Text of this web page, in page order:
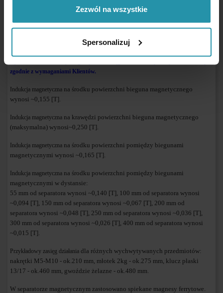
Zezwól na wszystkie
Spersonalizuj
wbudowane w płytę powodują, że trzyma sie ona pewnie separatora, a
równocześnie daje się łątwo odrywać wraz z wychwyconymi
zgodnie z wymaganiami Klientów.
Indukcja magnetyczna na środku powierzchni bieguna magnetycznego
wynosi ~0,155 [T].
Indukcja magnetyczna na krawędzi powierzchni bieguna magnetycznego
(maksymalna) wynosi~0,250 [T].
Indukcja magnetyczna na środku powierzchni pomiędzy biegunami
magnetycznymi wynosi ~0,165 [T].
Indukcja magnetyczna na środku powierzchni pomiędzy biegunami
magnetycznymi w dystansie:
55 mm od separatora wynosi ~0,140 [T], 100 mm od separatora wynosi
~0,094 [T], 150 mm od separatora wynosi ~0,067 [T], 200 mm od
separatora wynosi ~0,048 [T], 250 mm od separatora wynosi ~0,036 [T],
300 mm od separatora wynosi ~0,026 [T], 400 mm od separatora wynosi
~0,015 [T].
Przykładowy zasięg działania dla różnych wychwytywanych przedmiotów:
nakrętki M5-M10 - ok.210 mm, młotek 2kg - ok.275 mm, klucz płaski
13/17 - ok.460 mm, gwoździe żelazne - ok.480 mm.
W separatorze magnetycznym zastosowano spiekane magnesy ferrytowe.